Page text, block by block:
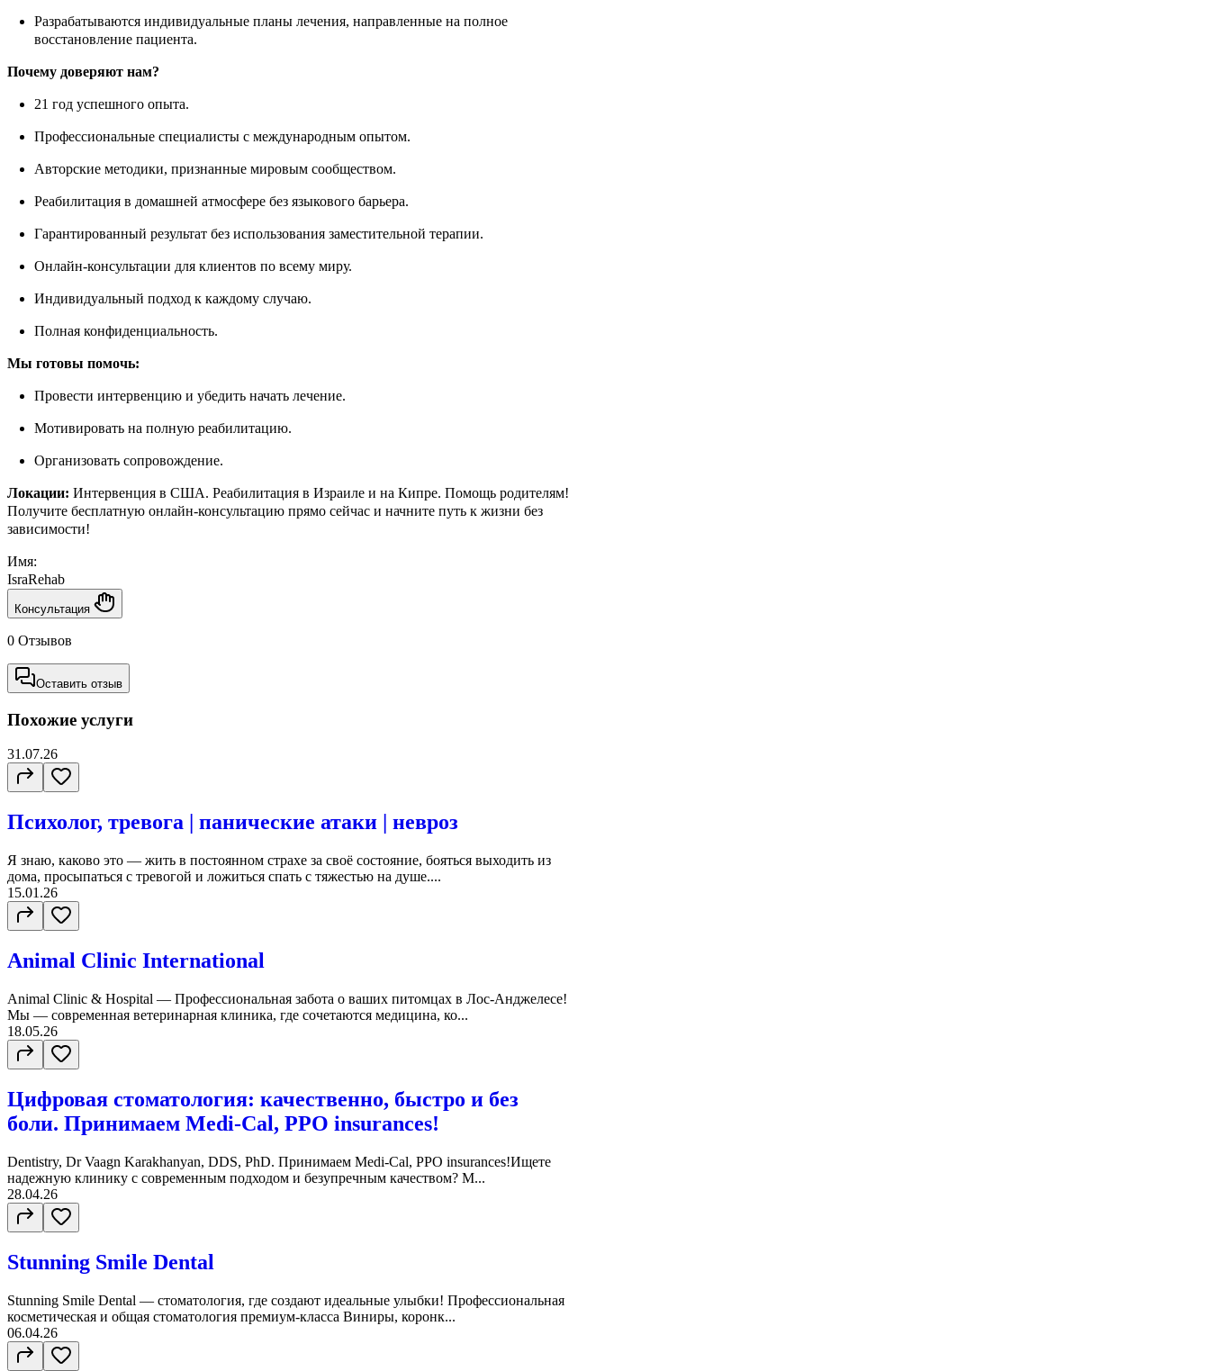
Разрабатываются индивидуальные планы лечения, направленные на полное
восстановление пациента.
Почему доверяют нам?
21 год успешного опыта.
Профессиональные специалисты с международным опытом.
Авторские методики, признанные мировым сообществом.
Реабилитация в домашней атмосфере без языкового барьера.
Гарантированный результат без использования заместительной терапии.
Онлайн-консультации для клиентов по всему миру.
Индивидуальный подход к каждому случаю.
Полная конфиденциальность.
Мы готовы помочь:
Провести интервенцию и убедить начать лечение.
Мотивировать на полную реабилитацию.
Организовать сопровождение.
Локации: Интервенция в США. Реабилитация в Израиле и на Кипре. Помощь родителям!
Получите бесплатную онлайн-консультацию прямо сейчас и начните путь к жизни без
зависимости!
Имя:
IsraRehab
Консультация
0 Отзывов
Оставить отзыв
Похожие услуги
31.07.26
Психолог, тревога | панические атаки | невроз
Я знаю, каково это — жить в постоянном страхе за своё состояние, бояться выходить из
дома, просыпаться с тревогой и ложиться спать с тяжестью на душе....
15.01.26
Animal Clinic International
Animal Clinic & Hospital — Профессиональная забота о ваших питомцах в Лос-Анджелесе!
Мы — современная ветеринарная клиника, где сочетаются медицина, ко...
18.05.26
Цифровая стоматология: качественно, быстро и без
боли. Принимаем Medi-Cal, PPO insurances!
Dentistry, Dr Vaagn Karakhanyan, DDS, PhD. Принимаем Medi-Cal, PPO insurances!Ищете
надежную клинику с современным подходом и безупречным качеством? М...
28.04.26
Stunning Smile Dental
Stunning Smile Dental — стоматология, где создают идеальные улыбки! Профессиональная
косметическая и общая стоматология премиум-класса Виниры, коронк...
06.04.26